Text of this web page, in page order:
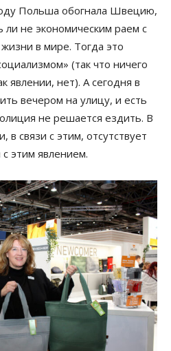
Польша обогнала Швецию,
ли не экономическим раем с
в мире. Тогда это
(так что ничего
явлении, нет). А сегодня в
вечером на улицу, и есть
не решается ездить. В
связи с этим, отсутствует
с этим явлением.